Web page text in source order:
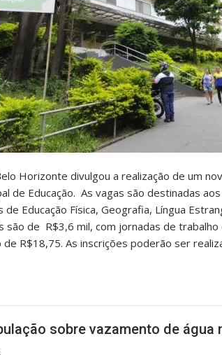
Horizonte divulgou a realização de um
de Educação. As vagas são destinadas
Educação Física, Geografia, Língua
são de R$3,6 mil, com jornadas de
de R$18,75. As inscrições poderão ser
sobre vazamento de água